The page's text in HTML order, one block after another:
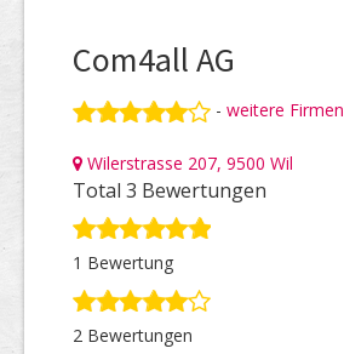
Vorteile
Preise
HELP Awards
Com4all AG
- weitere Firmen
Wilerstrasse 207, 9500 Wil
Total 3 Bewertungen
1 Bewertung
2 Bewertungen